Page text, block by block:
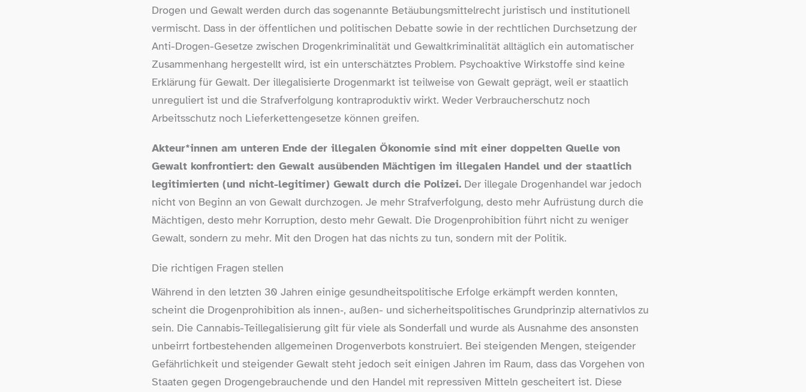
Drogen und Gewalt werden durch das sogenannte Betäubungsmittelrecht juristisch und institutionell
vermischt. Dass in der öffentlichen und politischen Debatte sowie in der rechtlichen Durchsetzung der
Anti-​Drogen-​Gesetze zwischen Drogenkriminalität und Gewaltkriminalität alltäglich ein automatischer
Zusammenhang hergestellt wird, ist ein unterschätztes Problem. Psychoaktive Wirkstoffe sind keine
Erklärung für Gewalt. Der illegalisierte Drogenmarkt ist teilweise von Gewalt geprägt, weil er staatlich
unreguliert ist und die Strafverfolgung kontraproduktiv wirkt. Weder Verbraucherschutz noch
Arbeitsschutz noch Lieferkettengesetze können greifen.
Akteur*innen am unteren Ende der illegalen Ökonomie sind mit einer doppelten Quelle von
Gewalt konfrontiert: den Gewalt ausübenden Mächtigen im illegalen Handel und der staatlich
legitimierten (und nicht-​legitimer) Gewalt durch die Polizei. Der illegale Drogenhandel war jedoch
nicht von Beginn an von Gewalt durchzogen. Je mehr Strafverfolgung, desto mehr Aufrüstung durch die
Mächtigen, desto mehr Korruption, desto mehr Gewalt. Die Drogenprohibition führt nicht zu weniger
Gewalt, sondern zu mehr. Mit den Drogen hat das nichts zu tun, sondern mit der Politik.
Die richtigen Fragen stellen
Während in den letzten 30 Jahren einige gesundheitspolitische Erfolge erkämpft werden konnten,
scheint die Drogenprohibition als innen‑, außen- und sicherheitspolitisches Grundprinzip alternativlos zu
sein. Die Cannabis-​Teillegalisierung gilt für viele als Sonderfall und wurde als Ausnahme des ansonsten
unbeirrt fortbestehenden allgemeinen Drogenverbots konstruiert. Bei steigenden Mengen, steigender
Gefährlichkeit und steigender Gewalt steht jedoch seit einigen Jahren im Raum, dass das Vorgehen von
Staaten gegen Drogengebrauchende und den Handel mit repressiven Mitteln gescheitert ist. Diese